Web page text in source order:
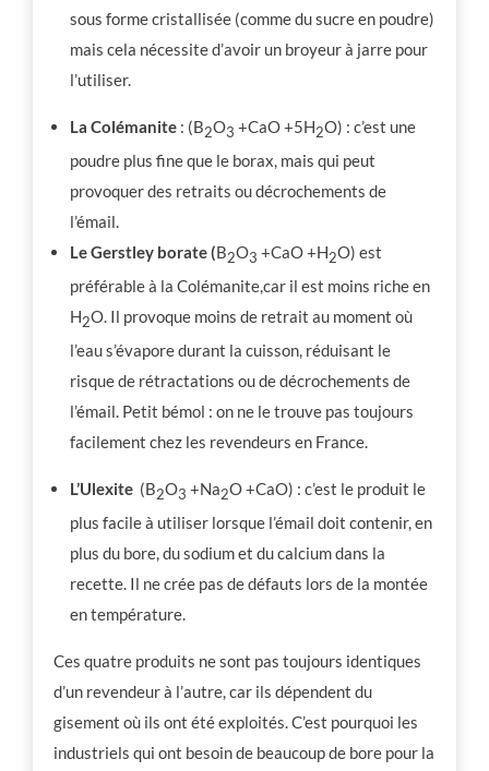
sous forme cristallisée (comme du sucre en poudre)
mais cela nécessite d’avoir un broyeur à jarre pour
l’utiliser.
La Colémanite : (B2O3 +CaO +5H2O) : c’est une
poudre plus fine que le borax, mais qui peut
provoquer des retraits ou décrochements de
l’émail.
Le Gerstley borate (B2O3 +CaO +H2O) est
préférable à la Colémanite,car il est moins riche en
H2O. Il provoque moins de retrait au moment où
l’eau s’évapore durant la cuisson, réduisant le
risque de rétractations ou de décrochements de
l’émail. Petit bémol : on ne le trouve pas toujours
facilement chez les revendeurs en France.
L’Ulexite (B2O3 +Na2O +CaO) : c’est le produit le
plus facile à utiliser lorsque l’émail doit contenir, en
plus du bore, du sodium et du calcium dans la
recette. Il ne crée pas de défauts lors de la montée
en température.
Ces quatre produits ne sont pas toujours identiques
d’un revendeur à l’autre, car ils dépendent du
gisement où ils ont été exploités. C’est pourquoi les
industriels qui ont besoin de beaucoup de bore pour la